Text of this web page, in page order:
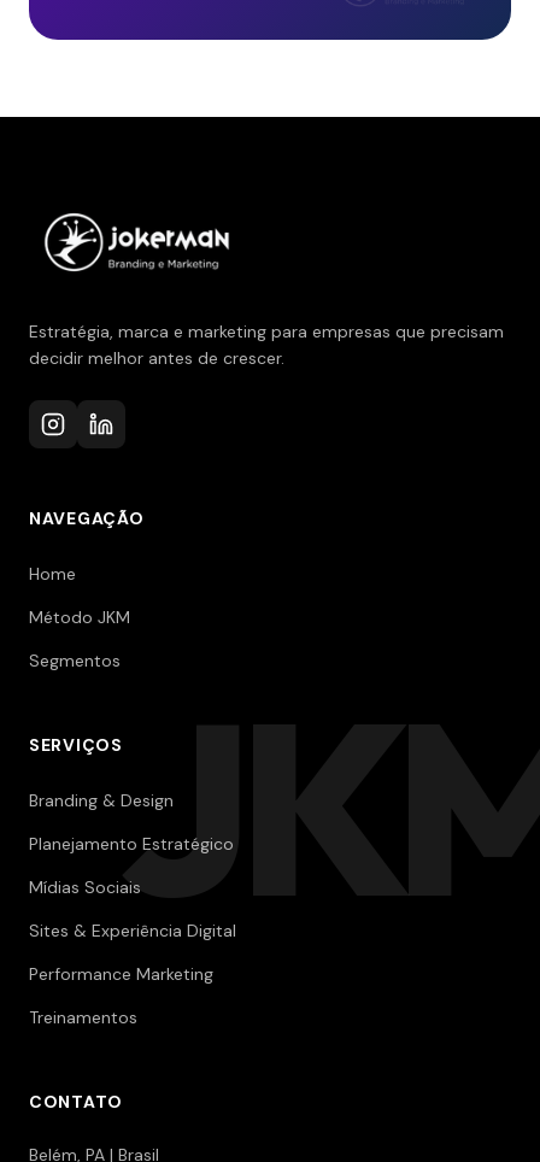
Estratégia, marca e marketing para empresas que precisam
decidir melhor antes de crescer.
NAVEGAÇÃO
Home
Método JKM
Segmentos
SERVIÇOS
Branding & Design
Planejamento Estratégico
Mídias Sociais
Sites & Experiência Digital
Performance Marketing
Treinamentos
CONTATO
Belém, PA | Brasil